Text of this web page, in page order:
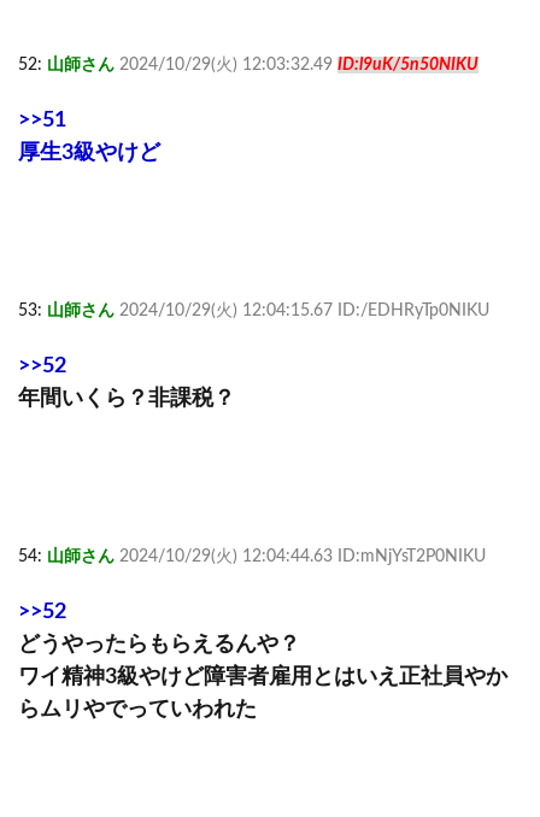
52: 山師さん 2024/10/29(火) 12:03:32.49 ID:l9uK/5n50NIKU
>>51
厚生3級やけど
53: 山師さん 2024/10/29(火) 12:04:15.67 ID:/EDHRyTp0NIKU
>>52
年間いくら？非課税？
54: 山師さん 2024/10/29(火) 12:04:44.63 ID:mNjYsT2P0NIKU
>>52
どうやったらもらえるんや？
ワイ精神3級やけど障害者雇用とはいえ正社員やか
らムリやでっていわれた